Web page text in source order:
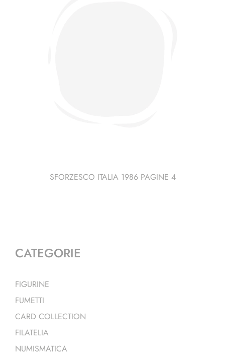
SFORZESCO ITALIA 1986 PAGINE 4
CATEGORIE
FIGURINE
FUMETTI
CARD COLLECTION
FILATELIA
NUMISMATICA